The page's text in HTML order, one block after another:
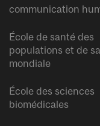
communication
École de santé des
populations et de
mondiale
École des sciences
biomédicales